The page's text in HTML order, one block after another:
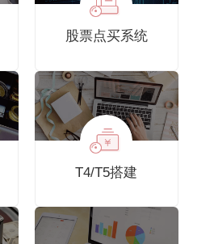
股票点买系统
T4/T5搭建